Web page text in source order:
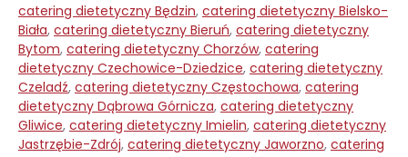
catering dietetyczny Będzin, catering dietetyczny Bielsko-
Biała, catering dietetyczny Bieruń, catering dietetyczny
Bytom, catering dietetyczny Chorzów, catering
dietetyczny Czechowice-Dziedzice, catering dietetyczny
Czeladź, catering dietetyczny Częstochowa, catering
dietetyczny Dąbrowa Górnicza, catering dietetyczny
Gliwice, catering dietetyczny Imielin, catering dietetyczny
Jastrzębie-Zdrój, catering dietetyczny Jaworzno, catering